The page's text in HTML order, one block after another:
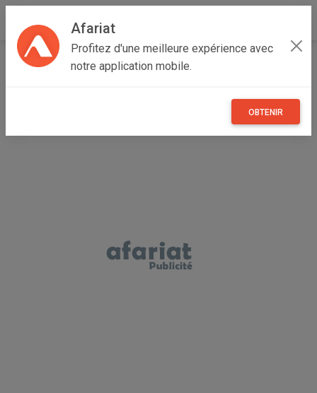
Afariat
Profitez d'une meilleure expérience avec
notre application mobile.
OBTENIR
Accueil Emploi, affaires et services